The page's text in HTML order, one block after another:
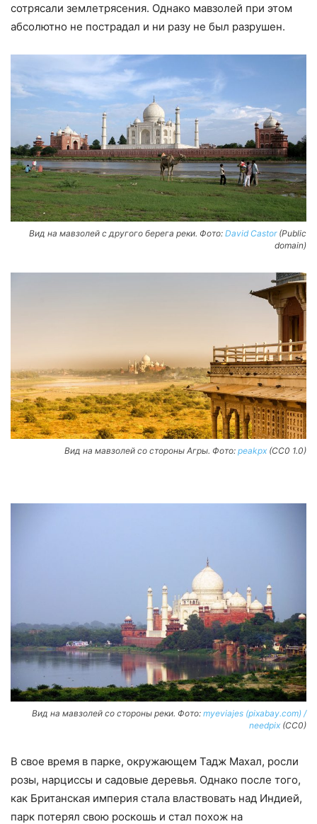
сотрясали землетрясения. Однако мавзолей при этом
абсолютно не пострадал и ни разу не был разрушен.
Вид на мавзолей с другого берега реки. Фото: David Castor(Public
domain)
Вид на мавзолей со стороны Агры. Фото: peakpx(CC0 1.0)
Вид на мавзолей со стороны реки. Фото: myeviajes (pixabay.com) /
needpix(CC0)
В свое время в парке, окружающем Тадж Махал, росли
розы, нарциссы и садовые деревья. Однако после того,
как Британская империя стала властвовать над Индией,
парк потерял свою роскошь и стал похож на